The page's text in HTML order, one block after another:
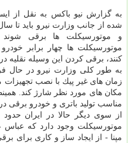
به گزارش نیو باكس به نقل از
و موتورسیكلت ها برقی شوند
موتورسیكلت ها چهار برابر
كنند، برقی كردن این وسیله نقلیه در
به طور كلی وزارت نیرو در حال
زمان های غیر پیك با نصب تجهیزات
مكان های مورد نظر شارژ كند.
مناسب تولید باتری و خودرو برقی
موتورسیكلت وجود دارد كه عباس
مپنا - از ایجاد ساز و كاری برای